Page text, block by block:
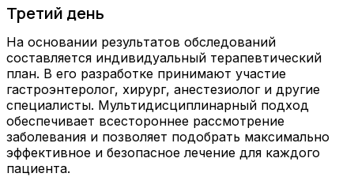
Третий день
На основании результатов обследований
составляется индивидуальный терапевтический
план. В его разработке принимают участие
гастроэнтеролог, хирург, анестезиолог и другие
специалисты. Мультидисциплинарный подход
обеспечивает всестороннее рассмотрение
заболевания и позволяет подобрать максимально
эффективное и безопасное лечение для каждого
пациента.